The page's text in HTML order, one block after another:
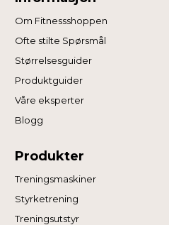
Om Fitnessshoppen
Ofte stilte Spørsmål
Størrelsesguider
Produktguider
Våre eksperter
Blogg
Produkter
Treningsmaskiner
Styrketrening
Treningsutstyr